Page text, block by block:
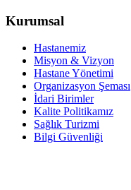
Kurumsal
Hastanemiz
Misyon & Vizyon
Hastane Yönetimi
Organizasyon Şeması
İdari Birimler
Kalite Politikamız
Sağlık Turizmi
Bilgi Güvenliği